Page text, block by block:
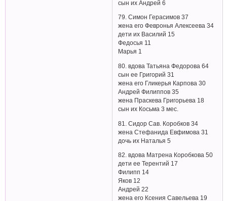
сын их Андрей 6
79. Симон Герасимов 37
жена его Февронья Алексеева 34
дети их Василий 15
Федосья 11
Марья 1
80. вдова Татьяна Федорова 64
сын ее Григорий 31
жена его Гликерья Карпова 30
Андрей Филиппов 35
жена Праскева Григорьева 18
сын их Косьма 3 мес.
81. Сидор Сав. Коробков 34
жена Стефанида Евфимова 31
дочь их Наталья 5
82. вдова Матрена Коробкова 50
дети ее Терентий 17
Филипп 14
Яков 12
Андрей 22
жена его Ксения Савельева 19